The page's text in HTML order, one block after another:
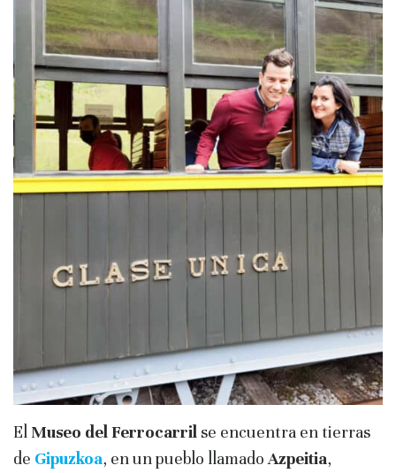
El Museo del Ferrocarril se encuentra en tierras
de Gipuzkoa, en un pueblo llamadoAzpeitia,